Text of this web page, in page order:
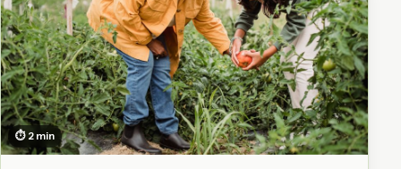
⏱ 2 min